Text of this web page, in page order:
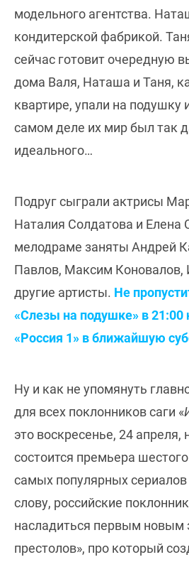
модельного агентства.
кондитерской фабрикой.
сейчас готовит очередную
дома Валя, Наташа и Таня,
квартире, упали на подушку
самом деле их мир был так
идеального…
Подруг сыграли актрисы
Наталия Солдатова и Елена
мелодраме заняты Андрей
Павлов, Максим Коновалов,
другие артисты. Не
«Слезы на подушке» в 21:00
«Россия 1» в ближайшую
Ну и как не упомянуть
для всех поклонников саги «
это воскресенье, 24 апреля,
состоится премьера
самых популярных
слову, российские
насладиться первым новым
престолов», про который